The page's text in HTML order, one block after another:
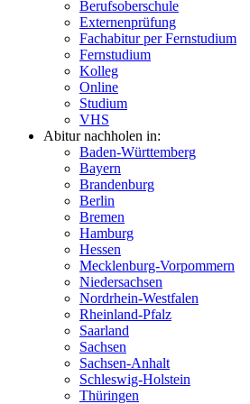
Berufsoberschule
Externenprüfung
Fachabitur per Fernstudium
Fernstudium
Kolleg
Online
Studium
VHS
Abitur nachholen in:
Baden-Württemberg
Bayern
Brandenburg
Berlin
Bremen
Hamburg
Hessen
Mecklenburg-Vorpommern
Niedersachsen
Nordrhein-Westfalen
Rheinland-Pfalz
Saarland
Sachsen
Sachsen-Anhalt
Schleswig-Holstein
Thüringen